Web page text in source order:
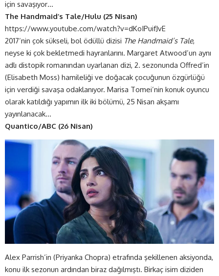
için savaşıyor…
The Handmaid’s Tale/Hulu (25 Nisan)
https://www.youtube.com/watch?v=dKoIPuifJvE
2017’nin çok sükseli, bol ödüllü dizisi The Handmaid’s Tale,
neyse ki çok bekletmedi hayranlarını. Margaret Atwood’un aynı
adlı distopik romanından uyarlanan dizi, 2. sezonunda Offred’in
(Elisabeth Moss) hamileliği ve doğacak çocuğunun özgürlüğü
için verdiği savaşa odaklanıyor. Marisa Tomei’nin konuk oyuncu
olarak katıldığı yapımın ilk iki bölümü, 25 Nisan akşamı
yayınlanacak…
Quantico/ABC (26 Nisan)
Alex Parrish’in (Priyanka Chopra) etrafında şekillenen aksiyonda,
konu ilk sezonun ardından biraz dağılmıştı. Birkaç isim diziden